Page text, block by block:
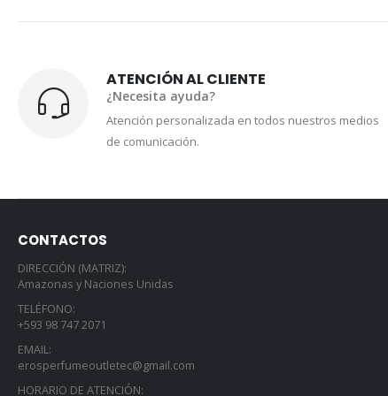
ATENCIÓN AL CLIENTE
¿Necesita ayuda?
Atención personalizada en todos nuestros medios
de comunicación.
CONTACTOS
DIRECCIÓN (MATRIZ):
Amazonas y Naciones Unidas
TELÉFONO:
+593 98 747 2071
EMAIL:
erosperfumeoutletec@gmail.com
HORARIO DE ATENCIÓN: